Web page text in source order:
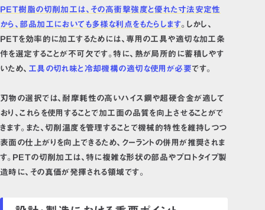
PET樹脂の切削加工は、その高衝撃強度と優れた寸法安定性
から、部品加工においても多様な利点をもたらします。しかし、
PETを効率的に加工するためには、専用の工具や適切な加工条
件を選定することが不可欠です。特に、熱が局所的に蓄積しやす
いため、 工具の切れ味と冷却機構の適切な使用が必要です。
刃物の選択では、耐摩耗性の高いハイス鋼や超硬合金が適して
おり、これらを使用することで加工面の品質を向上させることがで
きます。また、切削温度を管理することで機械的特性を維持しつつ
表面の仕上がりを向上できるため、クーラントの併用が推奨されま
す。PETの切削加工は、特に複雑な形状の部品やプロトタイプ製
造時に、その真価が発揮される領域です。